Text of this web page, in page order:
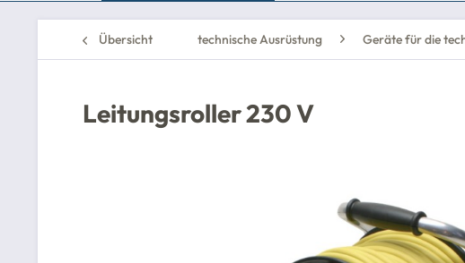
Übersicht technische Ausrüstung Geräte für die
Leitungsroller 230 V